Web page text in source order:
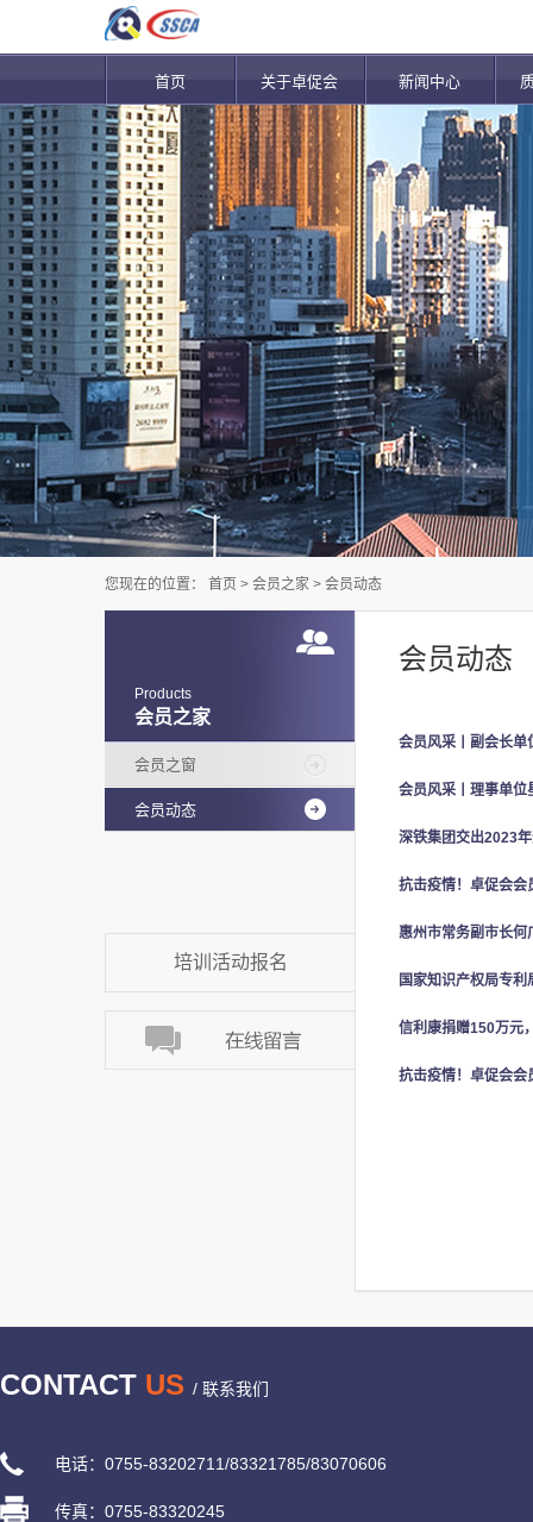
首页 关于卓促会 新闻中心
会员之家
Products
会员之窗
会员动态
培训活动报名
会员动态
您现在的位置： 首页 > 会员之家 > 会员动态
会员风采丨副会长单
会员风采丨理事单
深铁集团交出2023
抗击疫情！卓促会会
惠州市常务副市长何
国家知识产权局专
信利康捐赠150万元
抗击疫情！卓促会会
CONTACT US / 联系我们
电话：0755-83202711/83321785/83070606
传真：0755-83320245